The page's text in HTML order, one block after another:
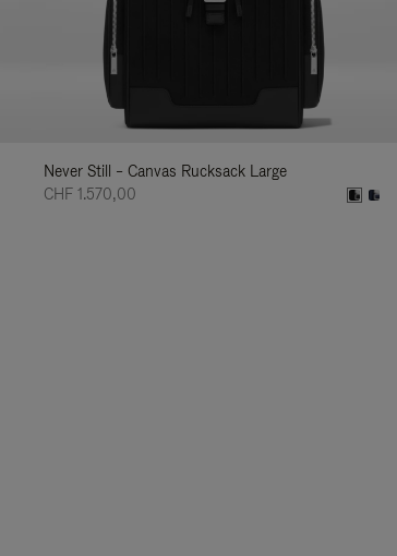
Never Still – Canvas Rucksack Large
CHF 1.570,00